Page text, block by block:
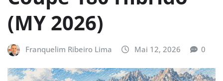
(MY 2026)
Franquelim Ribeiro Lima Mai 12, 2026 0